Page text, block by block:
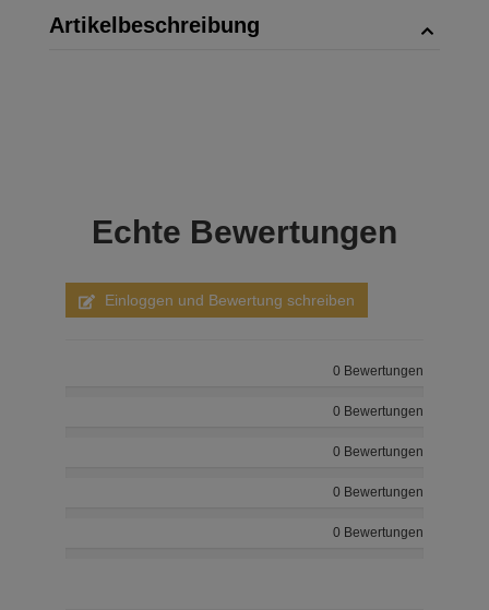
Artikelbeschreibung
Echte Bewertungen
Einloggen und Bewertung schreiben
0 Bewertungen
0 Bewertungen
0 Bewertungen
0 Bewertungen
0 Bewertungen